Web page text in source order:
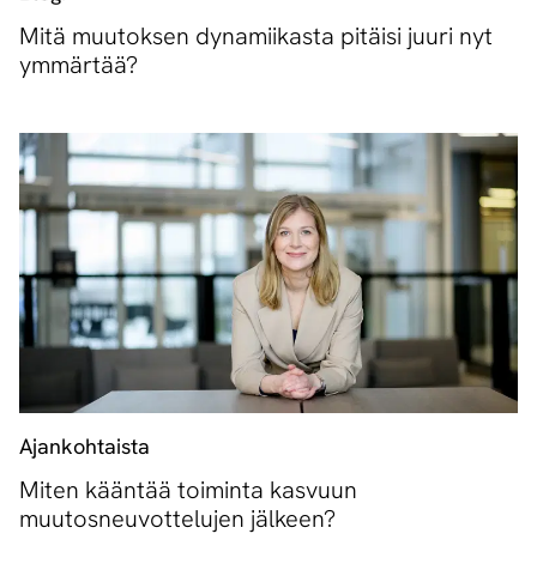
Mitä muutoksen dynamiikasta pitäisi juuri nyt
ymmärtää?
Ajankohtaista
Miten kääntää toiminta kasvuun
muutosneuvottelujen jälkeen?